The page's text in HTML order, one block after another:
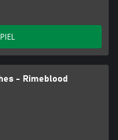
- Rimeblood